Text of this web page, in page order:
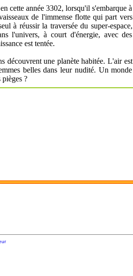
cette année 3302, lorsqu'il s'embarque à
de l'immense flotte qui part vers
à réussir la traversée du super-espace,
l'univers, à court d'énergie, avec des
est tentée.
découvrent une planète habitée. L'air est
belles dans leur nudité. Un monde
?